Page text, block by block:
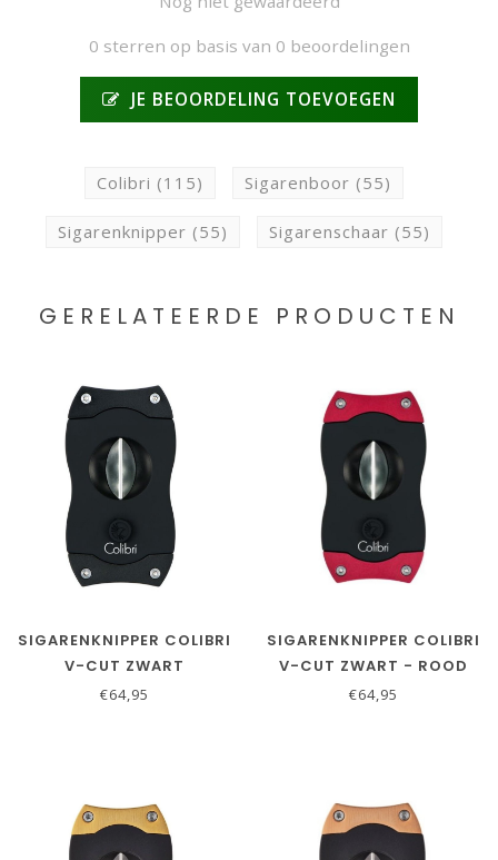
0 sterren op basis van 0 beoordelingen
JE BEOORDELING TOEVOEGEN
Colibri (115) Sigarenboor (55)
Sigarenknipper (55) Sigarenschaar (55)
GERELATEERDE PRODUCTEN
SIGARENKNIPPER COLIBRI
V-CUT ZWART
€64,95
SIGARENKNIPPER COLIBRI
V-CUT ZWART - ROOD
€64,95